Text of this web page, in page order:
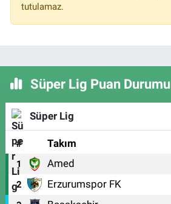
tutulamaz.
Süper Lig Puan Durumu
Süper Lig
# Takım
1 Amed
2 Erzurumspor FK